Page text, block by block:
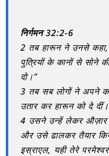
निर्गमन 32:2-6
2 तब हारून ने उनसे कहा,
पुत्रियों के कानों से सोने
दो।”
3 तब सब लोगों ने अपने
उतार कर हारून को दे दीं।
4 उसने उन्हें लेकर औज़ार
और उसे ढालकर तैयार
इस्राएल, यही तेरे